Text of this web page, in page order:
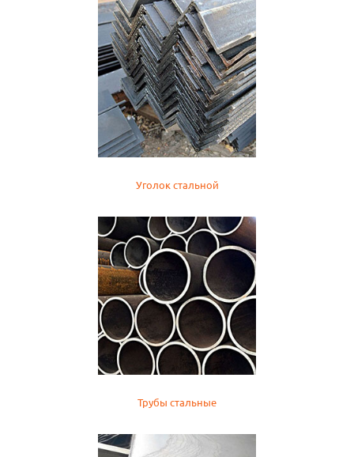
Уголок стальной
Трубы стальные